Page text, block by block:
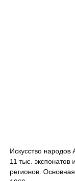
Искусство
11 тыс. экспонатов
регионов.